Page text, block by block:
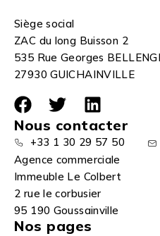
Siège social
ZAC du long Buisson 2
535 Rue Georges
27930 GUICHAINVILLE
Nous contacter
+33 1 30 29 57 50
Agence commerciale
Immeuble Le Colbert
2 rue le corbusier
95 190 Goussainville
Nos pages